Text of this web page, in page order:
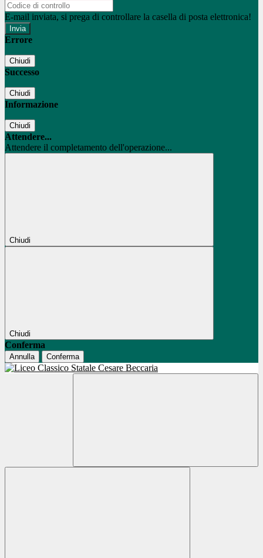
E-mail inviata, si prega di controllare la casella di posta elettronica!
Errore
Chiudi
Successo
Chiudi
Informazione
Chiudi
Attendere...
Attendere il completamento dell'operazione...
Chiudi
Chiudi
Conferma
Annulla Conferma